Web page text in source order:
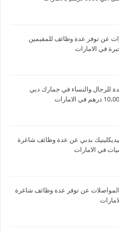
عن توفر عدة وظائف للمقيمين
في الامارات
للرجال والنساء في جمارك دبي
بدبي عن عدة وظائف شاغرة
في الامارات
عن توفر عدة وظائف شاغرة